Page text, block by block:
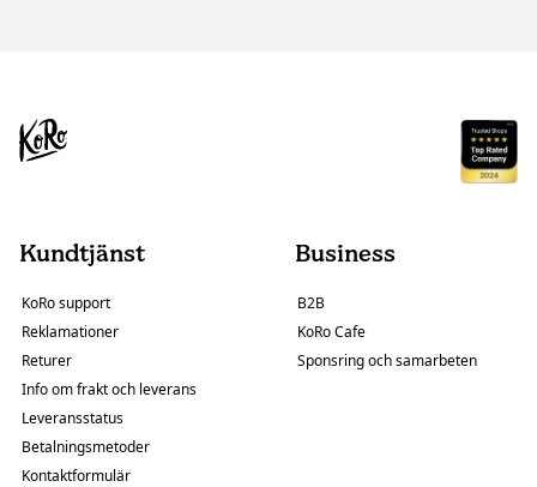
Kundtjänst
KoRo support
Reklamationer
Returer
Info om frakt och leverans
Leveransstatus
Betalningsmetoder
Kontaktformulär
Business
B2B
KoRo Cafe
Sponsring och samarbeten